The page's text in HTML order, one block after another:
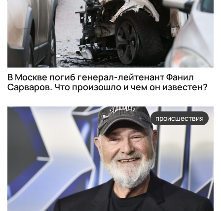
В Москве погиб генерал-лейтенант Фанил
Сарваров. Что произошло и чем он известен?
происшествия